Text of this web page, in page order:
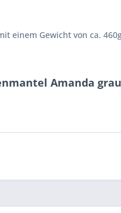
einem Gewicht von ca.
Amanda